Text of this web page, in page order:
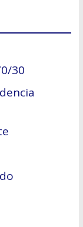
30